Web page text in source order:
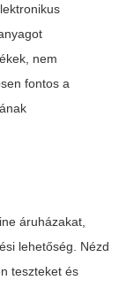
nem
fontos a
áruházakat,
lehetőség. Nézd
teszteket és